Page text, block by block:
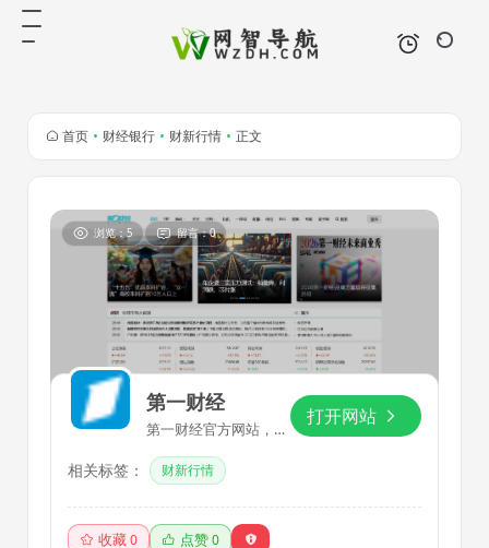
首页 • 财经银行 • 财新行情 • 正文
浏览：5 留言：0
第一财经
第一财经官方网站，
情、经济大势、金融政
策、行业动态、专家分
析等财经资讯；全网独
家直播谈股论金、今日
打开网站
相关标签： 财新行情
收藏0 点赞0